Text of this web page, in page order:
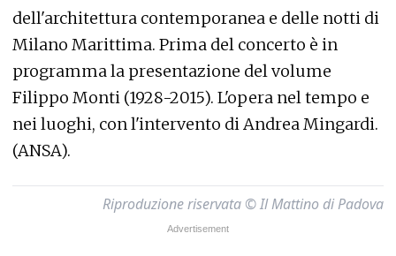
dell'architettura contemporanea e delle notti di
Milano Marittima. Prima del concerto è in
programma la presentazione del volume
Filippo Monti (1928-2015). L'opera nel tempo e
nei luoghi, con l'intervento di Andrea Mingardi.
(ANSA).
Riproduzione riservata © Il Mattino di Padova